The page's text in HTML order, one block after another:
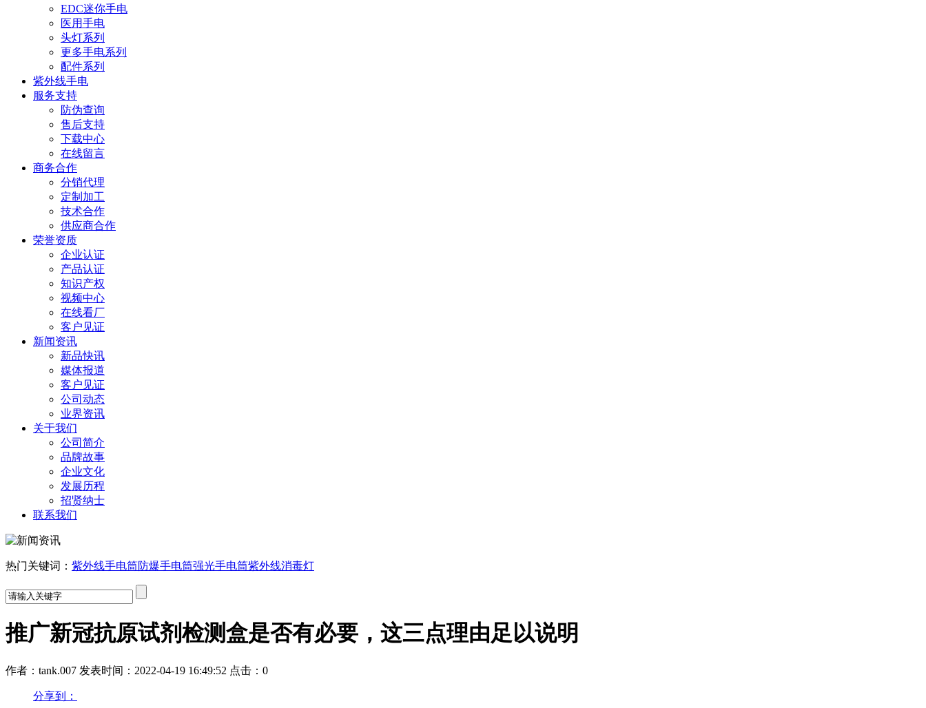
EDC迷你手电
医用手电
头灯系列
更多手电系列
配件系列
紫外线手电
服务支持
防伪查询
售后支持
下载中心
在线留言
商务合作
分销代理
定制加工
技术合作
供应商合作
荣誉资质
企业认证
产品认证
知识产权
视频中心
在线看厂
客户见证
新闻资讯
新品快讯
媒体报道
客户见证
公司动态
业界资讯
关于我们
公司简介
品牌故事
企业文化
发展历程
招贤纳士
联系我们
热门关键词： 紫外线手电筒防爆手电筒强光手电筒紫外线消毒灯
推广新冠抗原试剂检测盒是否有必要，这三点理由足以说明
作者：tank.007 发表时间：2022-04-19 16:49:52 点击：0
分享到：